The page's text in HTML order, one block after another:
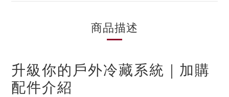
商品描述
升級你的戶外冷藏系統｜加購
配件介紹